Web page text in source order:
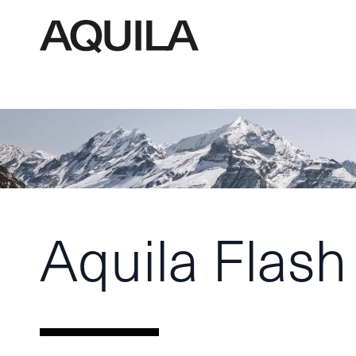
Aquila Flash